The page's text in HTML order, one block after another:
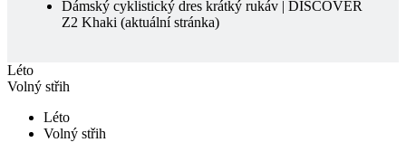
Volný střih